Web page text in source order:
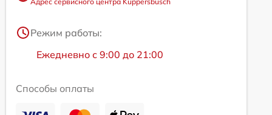
Режим работы:
Ежедневно с 9:00 до 21:00
Способы оплаты